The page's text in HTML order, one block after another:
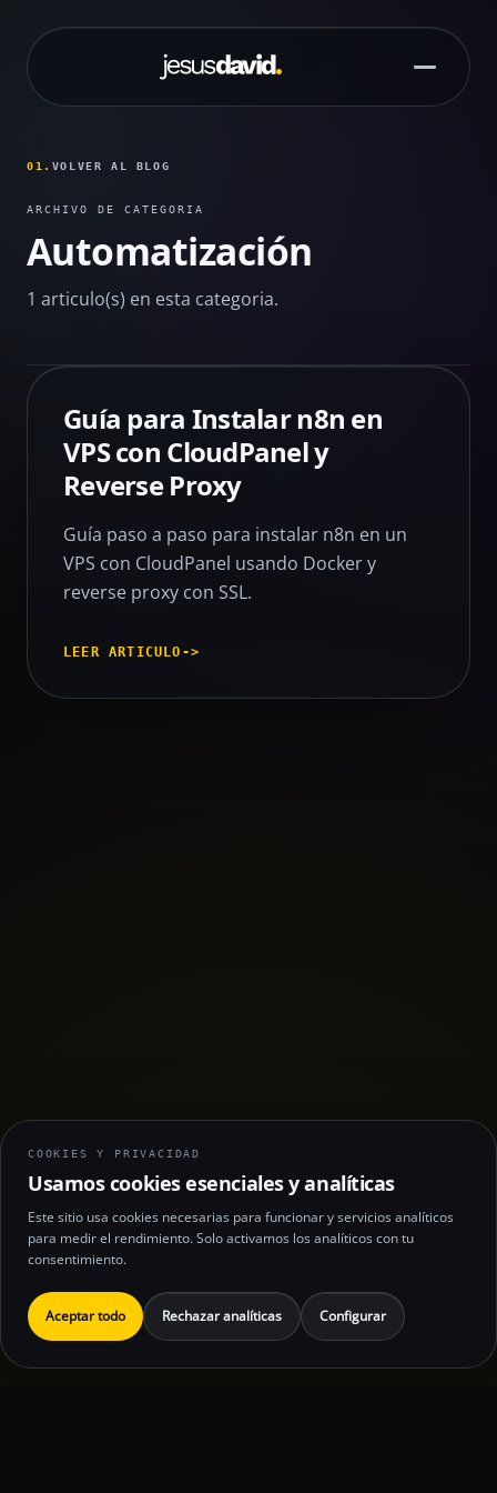
01. VOLVER AL BLOG
ARCHIVO DE CATEGORIA
Automatización
1 articulo(s) en esta categoria.
Guía para Instalar n8n en
VPS con CloudPanel y
Reverse Proxy
Guía paso a paso para instalar n8n en un
VPS con CloudPanel usando Docker y
reverse proxy con SSL.
LEER ARTICULO ->
COOKIES Y PRIVACIDAD
Usamos cookies esenciales y analíticas
Este sitio usa cookies necesarias para funcionar y servicios analíticos
para medir el rendimiento. Solo activamos los analíticos con tu
consentimiento.
Aceptar todo Rechazar analíticas Configurar